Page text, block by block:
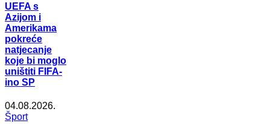
UEFA s
Azijom i
Amerikama
pokreće
natjecanje
koje bi moglo
uništiti FIFA-
ino SP
04.08.2026.
Šport